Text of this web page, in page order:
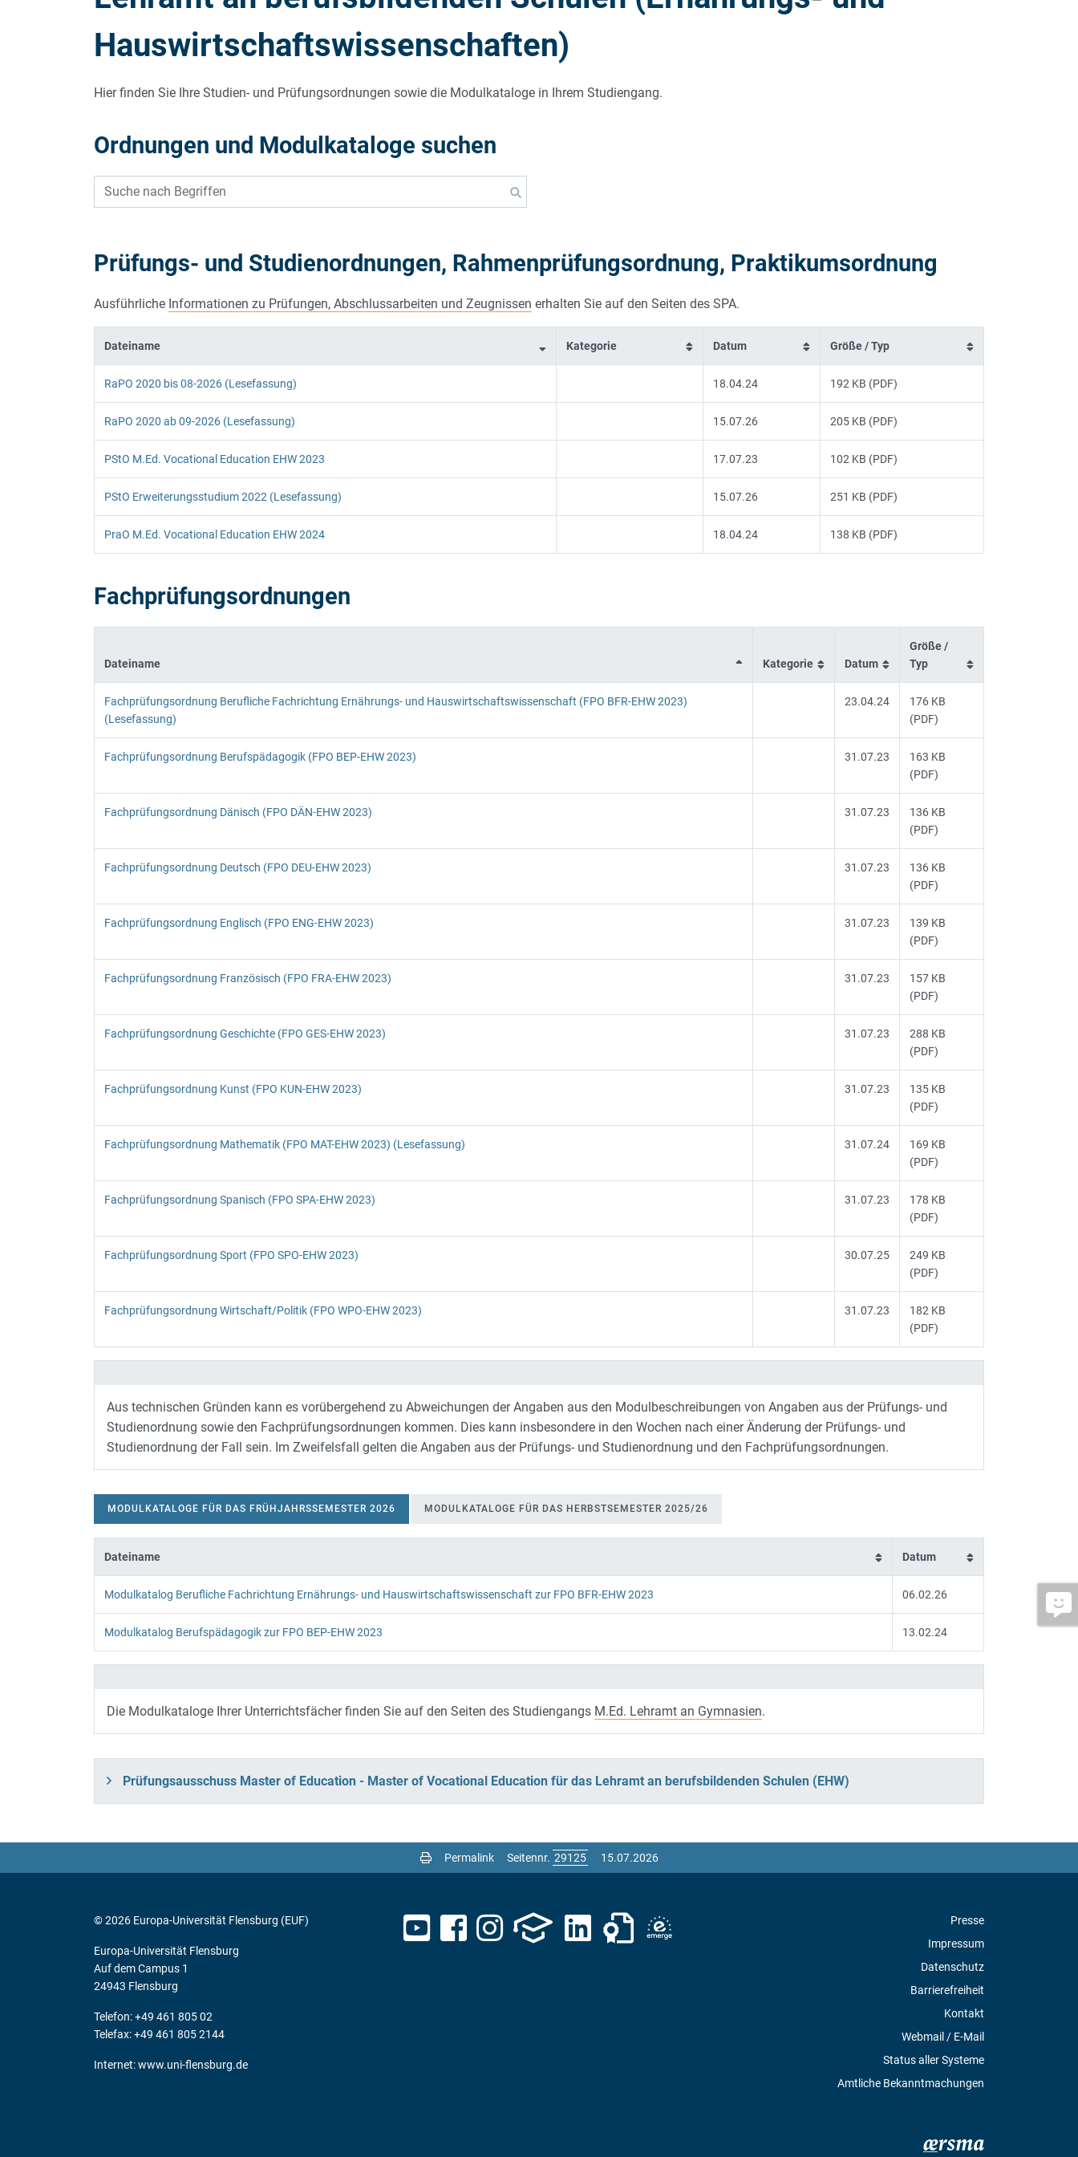
ZERTIFIKAT THEATERPÄDAGOGIK PROMOTIONSSTUDIUM
Hauswirtschaftswissenschaften)
Hier finden Sie Ihre Studien- und Prüfungsordnungen sowie die Modulkataloge in Ihrem Studiengang.
Ordnungen und Modulkataloge suchen
Prüfungs- und Studienordnungen, Rahmenprüfungsordnung, Praktikumsordnung
Ausführliche Informationen zu Prüfungen, Abschlussarbeiten und Zeugnissen erhalten Sie auf den Seiten des SPA.
Dateiname Kategorie Datum Größe / Typ
RaPO 2020 bis 08-2026 (Lesefassung) 18.04.24 192 KB (PDF)
RaPO 2020 ab 09-2026 (Lesefassung) 15.07.26 205 KB (PDF)
PStO M.Ed. Vocational Education EHW 2023 17.07.23 102 KB (PDF)
PStO Erweiterungsstudium 2022 (Lesefassung) 15.07.26 251 KB (PDF)
PraO M.Ed. Vocational Education EHW 2024 18.04.24 138 KB (PDF)
Fachprüfungsordnungen
Dateiname Kategorie Datum
Größe /
Typ
Fachprüfungsordnung Berufliche Fachrichtung Ernährungs- und Hauswirtschaftswissenschaft (FPO BFR-EHW 2023)
(Lesefassung)
23.04.24
176 KB
(PDF)
Fachprüfungsordnung Berufspädagogik (FPO BEP-EHW 2023) 31.07.23
163 KB
(PDF)
Fachprüfungsordnung Dänisch (FPO DÄN-EHW 2023) 31.07.23
136 KB
(PDF)
Fachprüfungsordnung Deutsch (FPO DEU-EHW 2023) 31.07.23
136 KB
(PDF)
Fachprüfungsordnung Englisch (FPO ENG-EHW 2023) 31.07.23
139 KB
(PDF)
Fachprüfungsordnung Französisch (FPO FRA-EHW 2023) 31.07.23
157 KB
(PDF)
Fachprüfungsordnung Geschichte (FPO GES-EHW 2023) 31.07.23
288 KB
(PDF)
Fachprüfungsordnung Kunst (FPO KUN-EHW 2023) 31.07.23
135 KB
(PDF)
Fachprüfungsordnung Mathematik (FPO MAT-EHW 2023) (Lesefassung) 31.07.24
169 KB
(PDF)
Fachprüfungsordnung Spanisch (FPO SPA-EHW 2023) 31.07.23
178 KB
(PDF)
Fachprüfungsordnung Sport (FPO SPO-EHW 2023) 30.07.25
249 KB
(PDF)
Fachprüfungsordnung Wirtschaft/Politik (FPO WPO-EHW 2023) 31.07.23
182 KB
(PDF)
Aus technischen Gründen kann es vorübergehend zu Abweichungen der Angaben aus den Modulbeschreibungen von Angaben aus der Prüfungs- und
Studienordnung sowie den Fachprüfungsordnungen kommen. Dies kann insbesondere in den Wochen nach einer Änderung der Prüfungs- und
Studienordnung der Fall sein. Im Zweifelsfall gelten die Angaben aus der Prüfungs- und Studienordnung und den Fachprüfungsordnungen.
MODULKATALOGE FÜR DAS FRÜHJAHRSSEMESTER 2026 MODULKATALOGE FÜR DAS HERBSTSEMESTER 2025/26
MODULKATALOGE FÜR DAS FRÜHJAHRSSEMESTER 2026
Dateiname Datum
Modulkatalog Berufliche Fachrichtung Ernährungs- und Hauswirtschaftswissenschaft zur FPO BFR-EHW 2023 06.02.26
Modulkatalog Berufspädagogik zur FPO BEP-EHW 2023 13.02.24
Die Modulkataloge Ihrer Unterrichtsfächer finden Sie auf den Seiten des Studiengangs M.Ed. Lehramt an Gymnasien.
Prüfungsausschuss Master of Education - Master of Vocational Education für das Lehramt an berufsbildenden Schulen (EHW)
Permalink Seitennr. 15.07.2026
Presse
Impressum
Datenschutz
Barrierefreiheit
Kontakt
Webmail / E-Mail
Status aller Systeme
Amtliche Bekanntmachungen
© 2026 Europa-Universität Flensburg (EUF)
Europa-Universität Flensburg
Auf dem Campus 1
24943 Flensburg
Telefon: +49 461 805 02
Telefax: +49 461 805 2144
Internet:www.uni-flensburg.de